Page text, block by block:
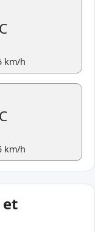
km/h
km/h
et